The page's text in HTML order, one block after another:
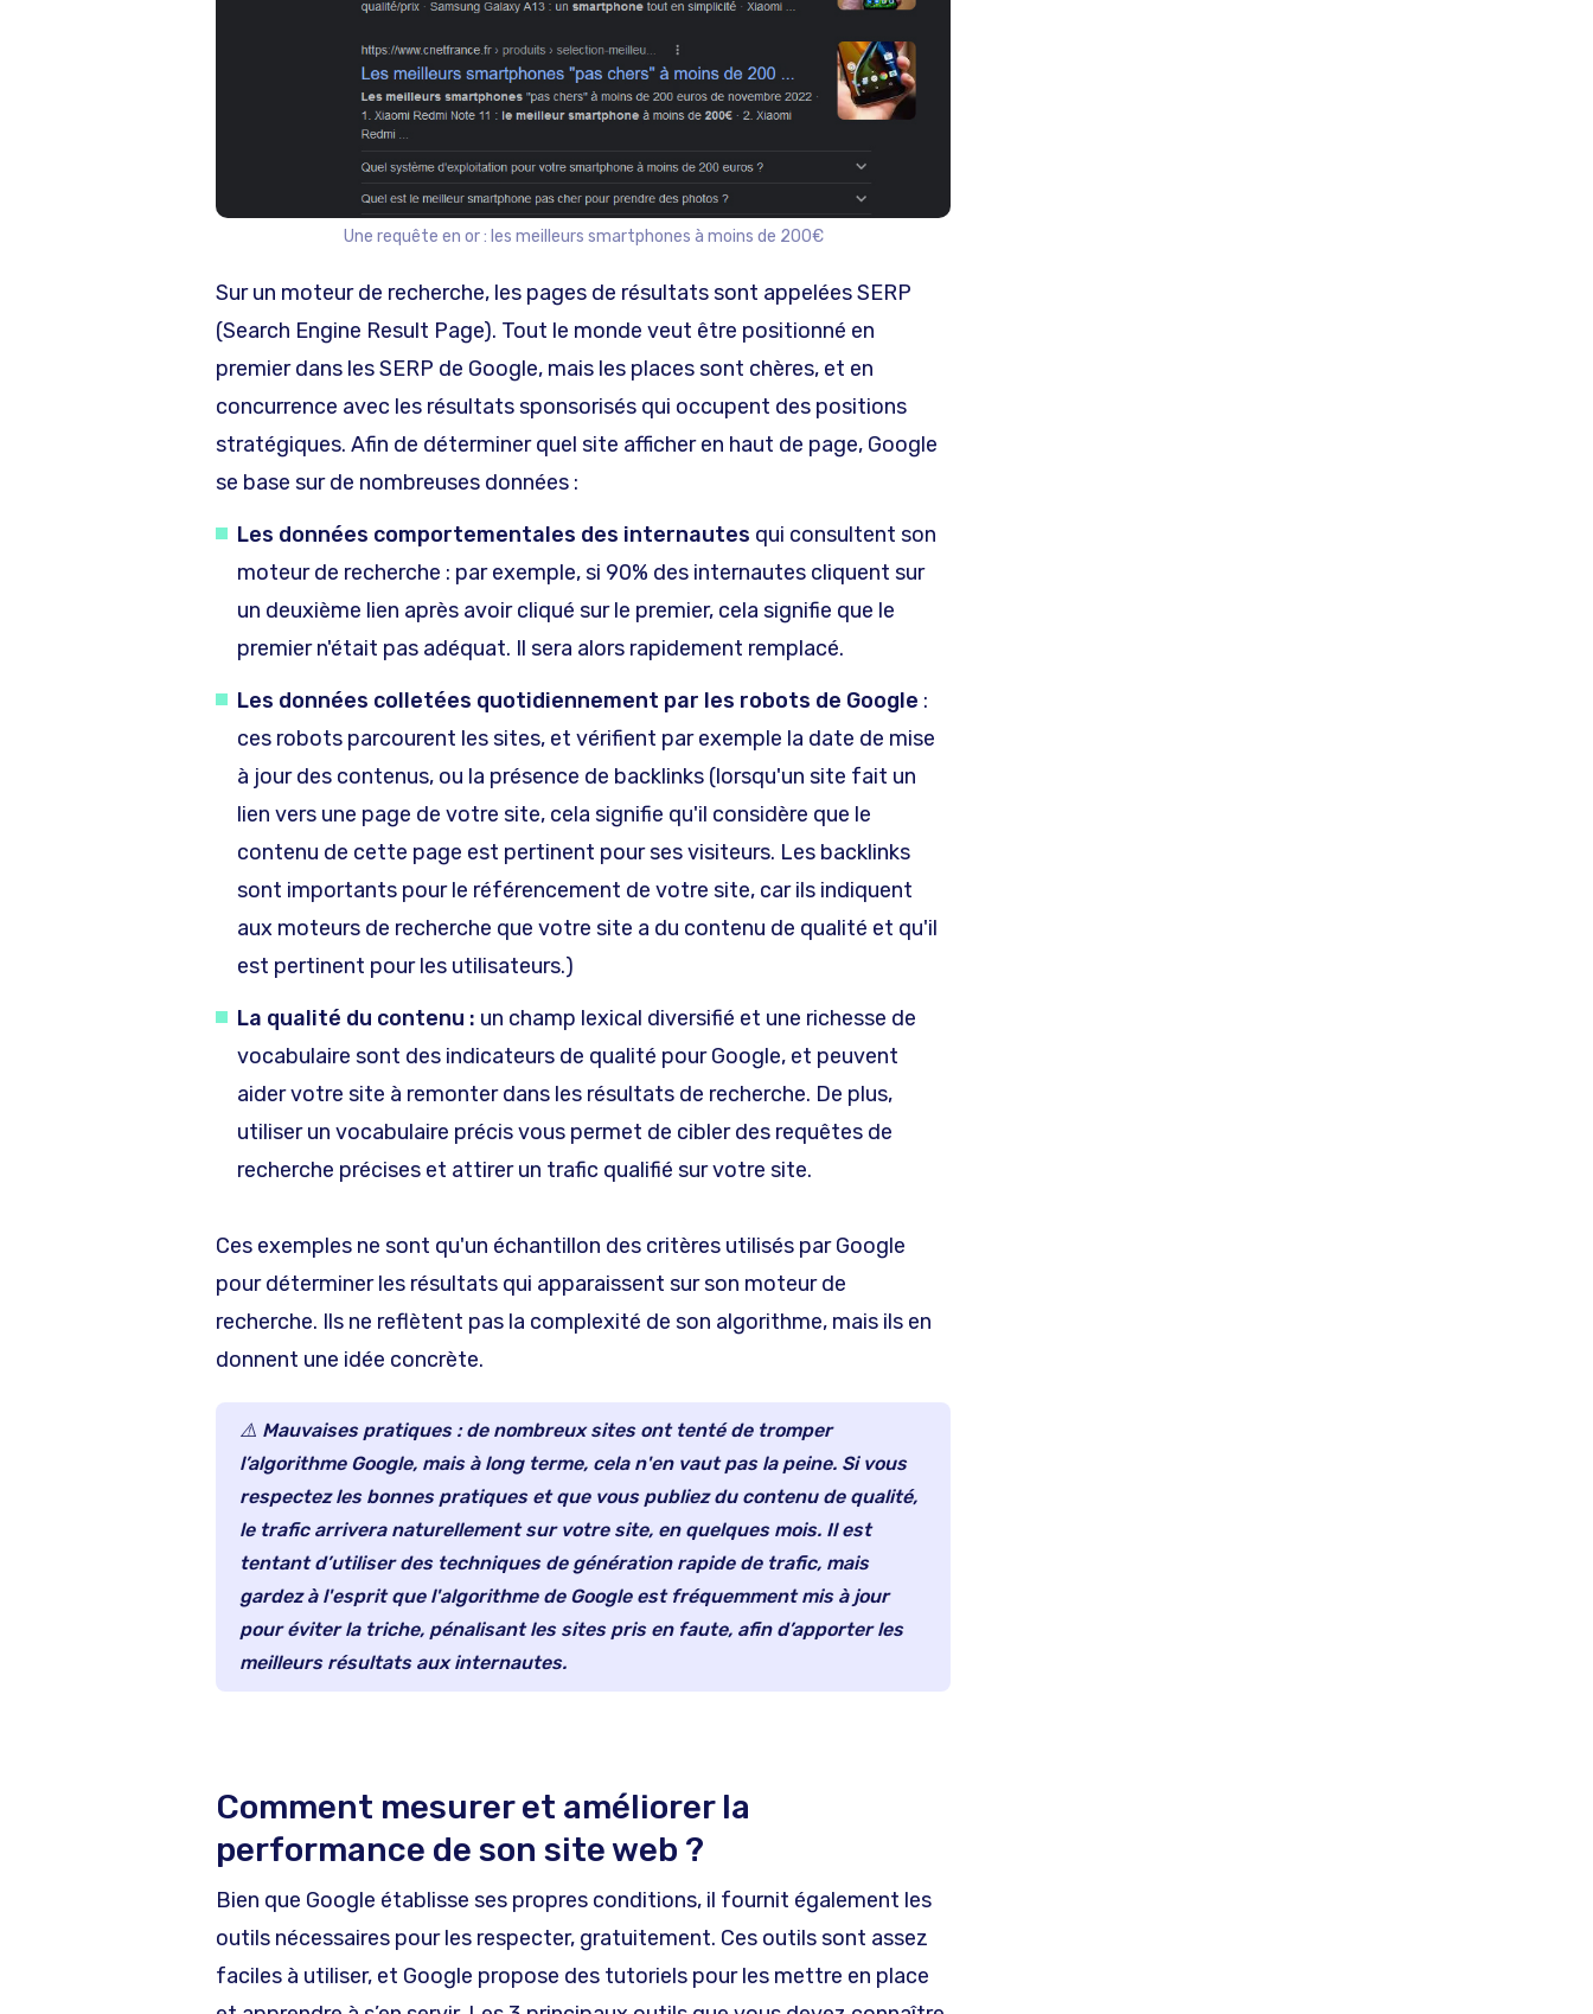
Une requête en or : les meilleurs smartphones à moins de 200€
Sur un moteur de recherche, les pages de résultats sont appelées SERP
(Search Engine Result Page). Tout le monde veut être positionné en
premier dans les SERP de Google, mais les places sont chères, et en
concurrence avec les résultats sponsorisés qui occupent des positions
stratégiques. Afin de déterminer quel site afficher en haut de page, Google
se base sur de nombreuses données :
Les données comportementales des internautes qui consultent son
moteur de recherche : par exemple, si 90% des internautes cliquent sur
un deuxième lien après avoir cliqué sur le premier, cela signifie que le
premier n'était pas adéquat. Il sera alors rapidement remplacé.
Les données colletées quotidiennement par les robots de Google :
ces robots parcourent les sites, et vérifient par exemple la date de mise
à jour des contenus, ou la présence de backlinks (lorsqu'un site fait un
lien vers une page de votre site, cela signifie qu'il considère que le
contenu de cette page est pertinent pour ses visiteurs. Les backlinks
sont importants pour le référencement de votre site, car ils indiquent
aux moteurs de recherche que votre site a du contenu de qualité et qu'il
est pertinent pour les utilisateurs.)
La qualité du contenu : un champ lexical diversifié et une richesse de
vocabulaire sont des indicateurs de qualité pour Google, et peuvent
aider votre site à remonter dans les résultats de recherche. De plus,
utiliser un vocabulaire précis vous permet de cibler des requêtes de
recherche précises et attirer un trafic qualifié sur votre site.
Ces exemples ne sont qu'un échantillon des critères utilisés par Google
pour déterminer les résultats qui apparaissent sur son moteur de
recherche. Ils ne reflètent pas la complexité de son algorithme, mais ils en
donnent une idée concrète.
⚠️ Mauvaises pratiques : de nombreux sites ont tenté de tromper
l’algorithme Google, mais à long terme, cela n'en vaut pas la peine. Si vous
respectez les bonnes pratiques et que vous publiez du contenu de qualité,
le trafic arrivera naturellement sur votre site, en quelques mois. Il est
tentant d’utiliser des techniques de génération rapide de trafic, mais
gardez à l'esprit que l'algorithme de Google est fréquemment mis à jour
pour éviter la triche, pénalisant les sites pris en faute, afin d’apporter les
meilleurs résultats aux internautes.
Comment mesurer et améliorer la
performance de son site web ?
Bien que Google établisse ses propres conditions, il fournit également les
outils nécessaires pour les respecter, gratuitement. Ces outils sont assez
faciles à utiliser, et Google propose des tutoriels pour les mettre en place